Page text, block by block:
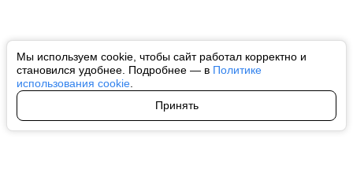
Мы используем cookie, чтобы сайт работал корректно и
становился удобнее. Подробнее — в Политике
использования cookie
Принять